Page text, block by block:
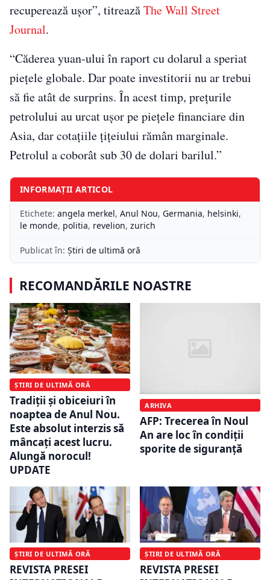
recuperează uşor”, titreazăThe Wall Street
Journal.
“Căderea yuan-ului în raport cu dolarul a speriat
piețele globale. Dar poate investitorii nu ar trebui
să fie atât de surprins. În acest timp, prețurile
petrolului au urcat uşor pe pieţele financiare din
Asia, dar cotaţiile ţiţeiului rămân marginale.
Petrolul a coborât sub 30 de dolari barilul.”
INFORMAȚII ARTICOL
Etichete: angela merkel, Anul Nou, Germania, helsinki,
le monde, politia, revelion, zurich
Publicat în: Știri de ultimă oră
RECOMANDĂRILE NOASTRE
ȘTIRI DE ULTIMĂ ORĂ
Tradiții și obiceiuri în
noaptea de Anul Nou.
Este absolut interzis să
mâncați acest lucru.
Alungă norocul!
UPDATE
ARHIVA
AFP: Trecerea în Noul
An are loc în condiții
sporite de siguranță
ȘTIRI DE ULTIMĂ ORĂ
REVISTA PRESEI
ȘTIRI DE ULTIMĂ ORĂ
REVISTA PRESEI